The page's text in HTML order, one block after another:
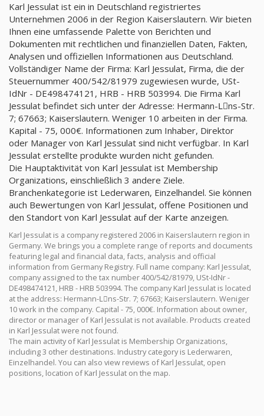
Karl Jessulat ist ein in Deutschland registriertes
Unternehmen 2006 in der Region Kaiserslautern. Wir bieten
Ihnen eine umfassende Palette von Berichten und
Dokumenten mit rechtlichen und finanziellen Daten, Fakten,
Analysen und offiziellen Informationen aus Deutschland.
Vollständiger Name der Firma: Karl Jessulat, Firma, die der
Steuernummer 400/542/81979 zugewiesen wurde, USt-
IdNr - DE498474121, HRB - HRB 503994. Die Firma Karl
Jessulat befindet sich unter der Adresse: Hermann-Lِns-Str.
7; 67663; Kaiserslautern. Weniger 10 arbeiten in der Firma.
Kapital - 75, 000€. Informationen zum Inhaber, Direktor
oder Manager von Karl Jessulat sind nicht verfügbar. In Karl
Jessulat erstellte produkte wurden nicht gefunden.
Die Hauptaktivität von Karl Jessulat ist Membership
Organizations, einschließlich 3 andere Ziele.
Branchenkategorie ist Lederwaren, Einzelhandel. Sie können
auch Bewertungen von Karl Jessulat, offene Positionen und
den Standort von Karl Jessulat auf der Karte anzeigen.
Karl Jessulat is a company registered 2006 in Kaiserslautern region in
Germany. We brings you a complete range of reports and documents
featuring legal and financial data, facts, analysis and official
information from Germany Registry. Full name company: Karl Jessulat,
company assigned to the tax number 400/542/81979, USt-IdNr -
DE498474121, HRB - HRB 503994. The company Karl Jessulat is located
at the address: Hermann-Lِns-Str. 7; 67663; Kaiserslautern. Weniger
10 work in the company. Capital - 75, 000€. Information about owner,
director or manager of Karl Jessulat is not available. Products created
in Karl Jessulat were not found.
The main activity of Karl Jessulat is Membership Organizations,
including 3 other destinations. Industry category is Lederwaren,
Einzelhandel. You can also view reviews of Karl Jessulat, open
positions, location of Karl Jessulat on the map.